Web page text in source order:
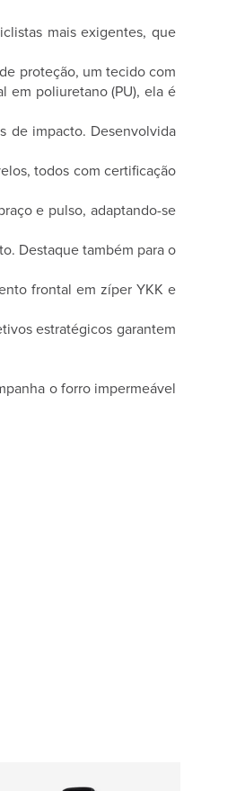
mais exigentes, que
proteção, um tecido com
em poliuretano (PU), ela é
de impacto. Desenvolvida
todos com certificação
e pulso, adaptando-se
Destaque também para o
frontal em zíper YKK e
estratégicos garantem
o forro impermeável